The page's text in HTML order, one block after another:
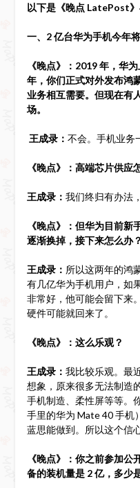
以下是《晚点 LatePost》
一、2 亿台华为手机今年
《晚点》：2019 年，华
年，你们正式对外发布鸿
业务相互需要。但现在有
场。
王成录： 不会。手机业务
《晚点》：高端芯片供应
王成录： 我们终归有办法
《晚点》：但华为目前
逐渐换掉，接下来怎么办？
王成录： 所以这两年的鸿
有几亿华为手机用户，如
非常好，他可能会留下来
硬件可能就回来了。
《晚点》：这么乐观？
王成录： 我比较乐观。最
想象，原来很多无法制造
手机制造、柔性屏等等。
手里的华为 Mate 40 手机
蓝思能做到。所以这个信
《晚点》：你之前参加
备的装机量是 2 亿，多少